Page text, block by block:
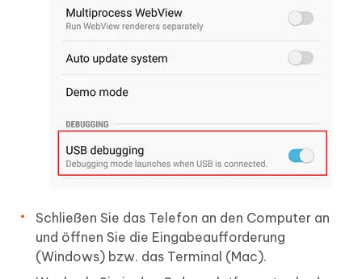
Schließen Sie das Telefon an den Computer an
und öffnen Sie die Eingabeaufforderung
(Windows) bzw. das Terminal (Mac).